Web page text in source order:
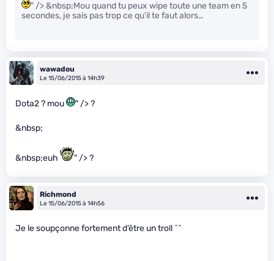
" /> &nbsp;Mou quand tu peux wipe toute une team en 5
secondes, je sais pas trop ce qu’il te faut alors…
wawadou
Le 15/06/2015 à 14h39
Dota2 ? mou " /> ?
&nbsp;
&nbsp;euh " /> ?
Richmond
Le 15/06/2015 à 14h56
Je le soupçonne fortement d’être un troll ^^